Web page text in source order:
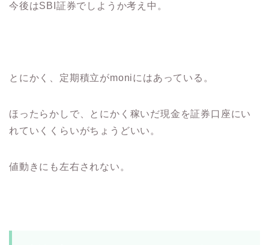
今後はSBI証券でしようか考え中。
とにかく、定期積立がmoniにはあっている。
ほったらかしで、とにかく稼いだ現金を証券口座にい
れていくくらいがちょうどいい。
値動きにも左右されない。